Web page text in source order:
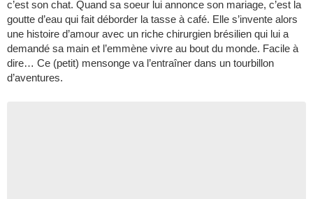
c’est son chat. Quand sa soeur lui annonce son mariage, c’est la
goutte d’eau qui fait déborder la tasse à café. Elle s’invente alors
une histoire d’amour avec un riche chirurgien brésilien qui lui a
demandé sa main et l’emmène vivre au bout du monde. Facile à
dire… Ce (petit) mensonge va l’entraîner dans un tourbillon
d’aventures.